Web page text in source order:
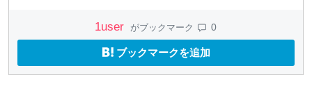
1user がブックマーク 0
ブックマークを追加